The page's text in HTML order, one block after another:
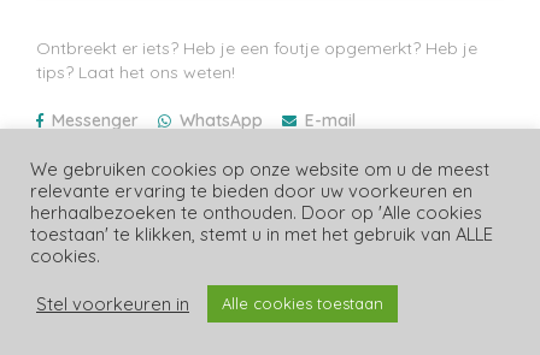
Ontbreekt er iets? Heb je een foutje opgemerkt? Heb je
tips? Laat het ons weten!
Messenger WhatsApp E-mail
Laatste prijzen update: 06/08/2026
We gebruiken cookies op onze website om u de meest
relevante ervaring te bieden door uw voorkeuren en
herhaalbezoeken te onthouden. Door op 'Alle cookies
toestaan' te klikken, stemt u in met het gebruik van ALLE
cookies.
Stel voorkeuren in Alle cookies toestaan